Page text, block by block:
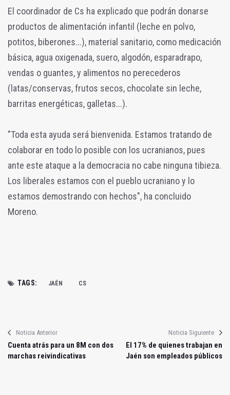
El coordinador de Cs ha explicado que podrán donarse
productos de alimentación infantil (leche en polvo,
potitos, biberones...), material sanitario, como medicación
básica, agua oxigenada, suero, algodón, esparadrapo,
vendas o guantes, y alimentos no perecederos
(latas/conservas, frutos secos, chocolate sin leche,
barritas energéticas, galletas...).
"Toda esta ayuda será bienvenida. Estamos tratando de
colaborar en todo lo posible con los ucranianos, pues
ante este ataque a la democracia no cabe ninguna tibieza.
Los liberales estamos con el pueblo ucraniano y lo
estamos demostrando con hechos", ha concluido
Moreno.
TAGS: JAÉN CS
Noticia Anterior
Cuenta atrás para un 8M con dos
marchas reivindicativas
Noticia Siguiente
El 17% de quienes trabajan en
Jaén son empleados públicos